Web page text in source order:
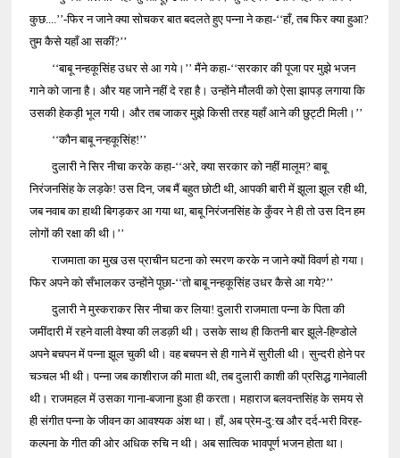
कुछ....’’-फिर न जाने क्या सोचकर बात बदलते हुए पन्ना ने कहा-‘‘हाँ, तब फिर क्या हुआ?
तुम कैसे यहाँ आ सकीं?’’
‘‘बाबू नन्हकूसिंह उधर से आ गये।’’ मैंने कहा-‘‘सरकार की पूजा पर मुझे भजन
गाने को जाना है। और यह जाने नहीं दे रहा है। उन्होंने मौलवी को ऐसा झापड़ लगाया कि
उसकी हेकड़ी भूल गयी। और तब जाकर मुझे किसी तरह यहाँ आने की छुट्टी मिली।’’
‘‘कौन बाबू नन्हकूसिंह!’’
दुलारी ने सिर नीचा करके कहा-‘‘अरे, क्या सरकार को नहीं मालूम? बाबू
निरंजनसिंह के लड़के! उस दिन, जब मैं बहुत छोटी थी, आपकी बारी में झूला झूल रही थी,
जब नवाब का हाथी बिगड़कर आ गया था, बाबू निरंजनसिंह के कुँवर ने ही तो उस दिन हम
लोगों की रक्षा की थी।’’
राजमाता का मुख उस प्राचीन घटना को स्मरण करके न जाने क्यों विवर्ण हो गया।
फिर अपने को सँभालकर उन्होंने पूछा-‘‘तो बाबू नन्हकूसिंह उधर कैसे आ गये?’’
दुलारी ने मुस्कराकर सिर नीचा कर लिया! दुलारी राजमाता पन्ना के पिता की
जमींदारी में रहने वाली वेश्या की लडक़ी थी। उसके साथ ही कितनी बार झूले-हिण्डोले
अपने बचपन में पन्ना झूल चुकी थी। वह बचपन से ही गाने में सुरीली थी। सुन्दरी होने पर
चञ्चल भी थी। पन्ना जब काशीराज की माता थी, तब दुलारी काशी की प्रसिद्ध गानेवाली
थी। राजमहल में उसका गाना-बजाना हुआ ही करता। महाराज बलवन्तसिंह के समय से
ही संगीत पन्ना के जीवन का आवश्यक अंश था। हाँ, अब प्रेम-दु:ख और दर्द-भरी विरह-
कल्पना के गीत की ओर अधिक रुचि न थी। अब सात्विक भावपूर्ण भजन होता था।